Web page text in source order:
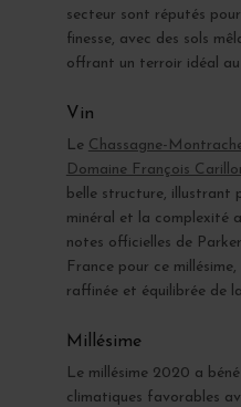
secteur sont réputés
finesse, avec des sols
offrant un terroir idéal au
Vin
Le Chassagne-
Domaine François
belle structure, illustrant
minéral et la complexité
notes officielles de
France pour ce
raffinée et équilibrée de la
Millésime
Le millésime 2020 a
climatiques favorables